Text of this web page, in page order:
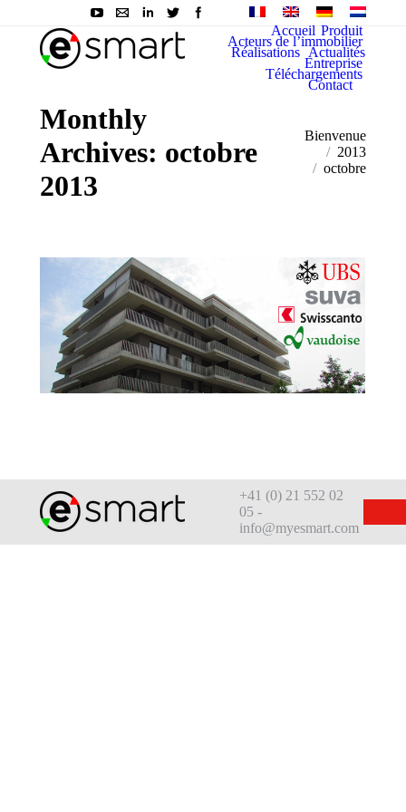
Accueil Produit
Acteurs de l’immobilier
Réalisations Actualités
Entreprise
Téléchargements
Contact
Monthly
Archives: octobre
2013
You are here:
Bienvenue
2013
octobre
+41 (0) 21 552 02
05 -
info@myesmart.com